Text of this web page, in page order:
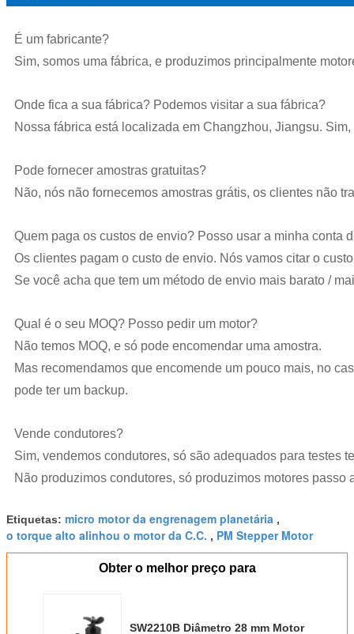
É um fabricante?
Sim, somos uma fábrica, e produzimos principalmente
Onde fica a sua fábrica? Podemos visitar a sua fábrica?
Nossa fábrica está localizada em Changzhou, Jiangsu.
Pode fornecer amostras gratuitas?
Não, nós não fornecemos amostras grátis, os clientes não
Quem paga os custos de envio? Posso usar a minha conta
Os clientes pagam o custo de envio. Nós vamos citar o
Se você acha que tem um método de envio mais barato /
Qual é o seu MOQ? Posso pedir um motor?
Não temos MOQ, e só pode encomendar uma amostra.
Mas recomendamos que encomende um pouco mais, no
pode ter um backup.
Vende condutores?
Sim, vendemos condutores, só são adequados para testes
Não produzimos condutores, só produzimos motores passo
Etiquetas: micro motor da engrenagem planetária ,
o torque alto alinhou o motor da C.C. , PM Stepper Motor
Obter o melhor preço para
SW2210B Diâmetro 28 mm Motor